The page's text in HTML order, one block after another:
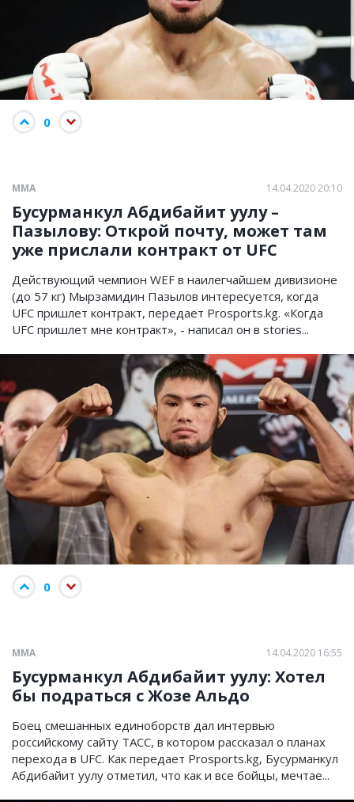
0
ММА 14.04.2020 20:10
Бусурманкул Абдибайит уулу –
Пазылову: Открой почту, может там
уже прислали контракт от UFC
Действующий чемпион WEF в наилегчайшем дивизионе
(до 57 кг) Мырзамидин Пазылов интересуется, когда
UFC пришлет контракт, передает Prosports.kg. «Когда
UFC пришлет мне контракт», - написал он в stories...
0
ММА 14.04.2020 16:55
Бусурманкул Абдибайит уулу: Хотел
бы подраться с Жозе Альдо
Боец смешанных единоборств дал интервью
российскому сайту ТАСС, в котором рассказал о планах
перехода в UFC. Как передает Prosports.kg, Бусурманкул
Абдибайит уулу отметил, что как и все бойцы, мечтае...